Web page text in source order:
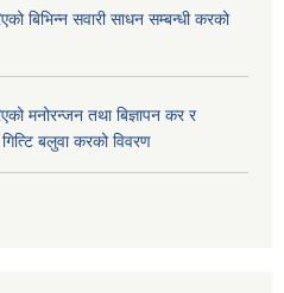
बिभिन्न सवारी साधन सम्बन्धी करको
मनोरन्जन तथा बिज्ञापन कर र
बलुवा करको विवरण